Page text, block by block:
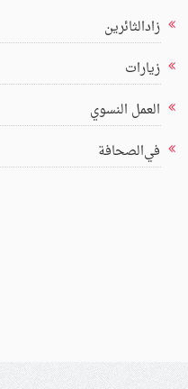
زادالثائرين
زيارات
العمل النسوي
في‌الصحافة